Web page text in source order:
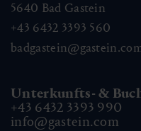
5640 Bad Gastein
+43 6432 3393 560
Unterkunfts- &
+43 6432 3393 990
info@gastein.com